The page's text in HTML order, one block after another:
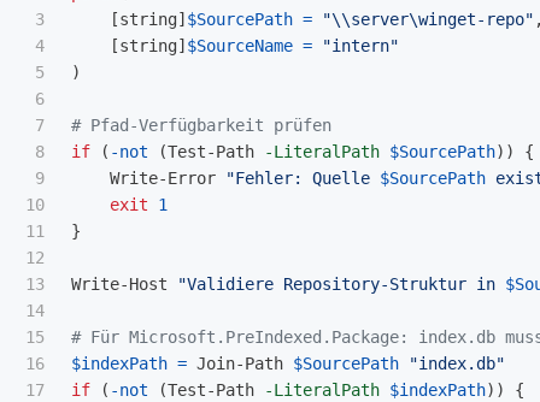
3
4
5
6
7
8
9
10
11
12
13
14
15
16
17
[string] $SourcePath = "\\server\winget-repo"
[string] $SourceName =
"intern"
)
# Pfad-Verfügbarkeit prüfen
if
( -not (Test-Path -LiteralPath $SourcePath))
{
Write-Error
"Fehler: Quelle $SourcePath
exit
1
}
Write-Host "Validiere Repository-Struktur in
# Für Microsoft.PreIndexed.Package: index.db
$indexPath = Join-Path $SourcePath
"index.db"
if
( -not (Test-Path -LiteralPath $indexPath))
{